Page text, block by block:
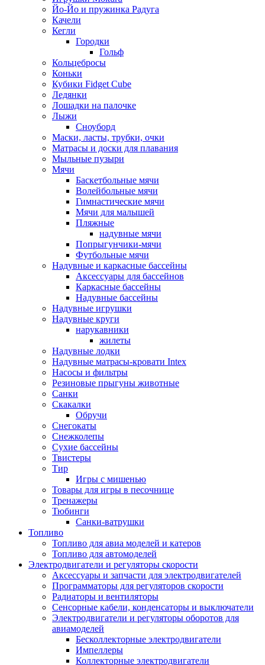
Йо-Йо и пружинка Радуга
Качели
Кегли
Городки
Гольф
Кольцебросы
Коньки
Кубики Fidget Cube
Ледянки
Лошадки на палочке
Лыжи
Сноуборд
Маски, ласты, трубки, очки
Матрасы и доски для плавания
Мыльные пузыри
Мячи
Баскетбольные мячи
Волейбольные мячи
Гимнастические мячи
Мячи для малышей
Пляжные
надувные мячи
Попрыгунчики-мячи
Футбольные мячи
Надувные и каркасные бассейны
Аксессуары для бассейнов
Каркасные бассейны
Надувные бассейны
Надувные игрушки
Надувные круги
нарукавники
жилеты
Надувные лодки
Надувные матрасы-кровати Intex
Насосы и фильтры
Резиновые прыгуны животные
Санки
Скакалки
Обручи
Снегокаты
Снежколепы
Сухие бассейны
Твистеры
Тир
Игры с мишенью
Товары для игры в песочнице
Тренажеры
Тюбинги
Санки-ватрушки
Топливо
Топливо для авиа моделей и катеров
Топливо для автомоделей
Электродвигатели и регуляторы скорости
Аксессуары и запчасти для электродвигателей
Программаторы для регуляторов скорости
Радиаторы и вентиляторы
Сенсорные кабели, конденсаторы и выключатели
Электродвигатели и регуляторы оборотов для
авиамоделей
Бесколлекторные электродвигатели
Импеллеры
Коллекторные электродвигатели